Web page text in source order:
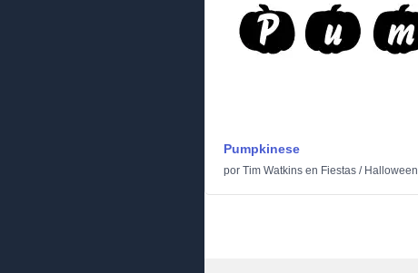
Pumpkinese
por Tim Watkins en Fiestas / Halloween